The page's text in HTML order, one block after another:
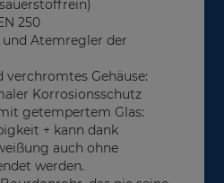
250
und Atemregler der
Gehäuse:
Korrosionsschutz
getempertem Glas:
+ kann dank
auch ohne
werden.